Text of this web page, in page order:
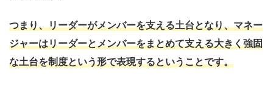
つまり、リーダーがメンバーを支える土台となり、マネー
ジャーはリーダーとメンバーをまとめて支える大きく強固
な土台を制度という形で表現するということです。